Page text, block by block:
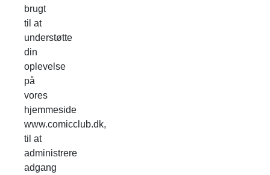
brugt
til at
understøtte
din
oplevelse
på
vores
hjemmeside
www.comicclub.dk,
til at
administrere
adgang